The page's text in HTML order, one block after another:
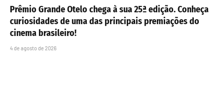
Prêmio Grande Otelo chega à sua 25ª edição. Conheça
curiosidades de uma das principais premiações do
cinema brasileiro!
4 de agosto de 2026